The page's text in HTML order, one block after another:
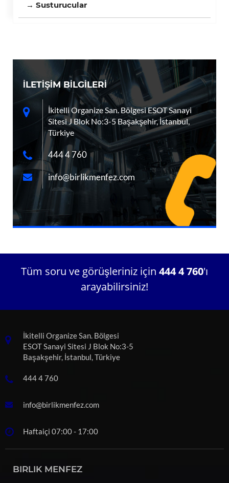
→ Susturucular
İLETİŞİM BİLGİLERİ
İkitelli Organize San. Bölgesi ESOT Sanayi
Sitesi J Blok No:3-5 Başakşehir, İstanbul,
Türkiye
444 4 760
info@birlikmenfez.com
Tüm soru ve görüşleriniz için 444 4 760'ı
arayabilirsiniz!
İkitelli Organize San. Bölgesi
ESOT Sanayi Sitesi J Blok No:3-5
Başakşehir, İstanbul, Türkiye
444 4 760
info@birlikmenfez.com
Haftaiçi 07:00 - 17:00
BIRLIK MENFEZ